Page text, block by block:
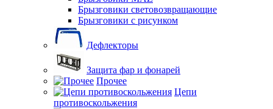
Брызговики световозвращающие
Брызговики с рисунком
Дефлекторы
Защита фар и фонарей
Прочее
Цепи
противоскольжения